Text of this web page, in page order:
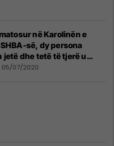
në Karolinën e
së, dy persona
jetë dhe tetë të tjerë u
05/07/2020